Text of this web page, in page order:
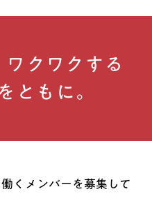
ワクワクする
ともに。
くメンバーを募集して